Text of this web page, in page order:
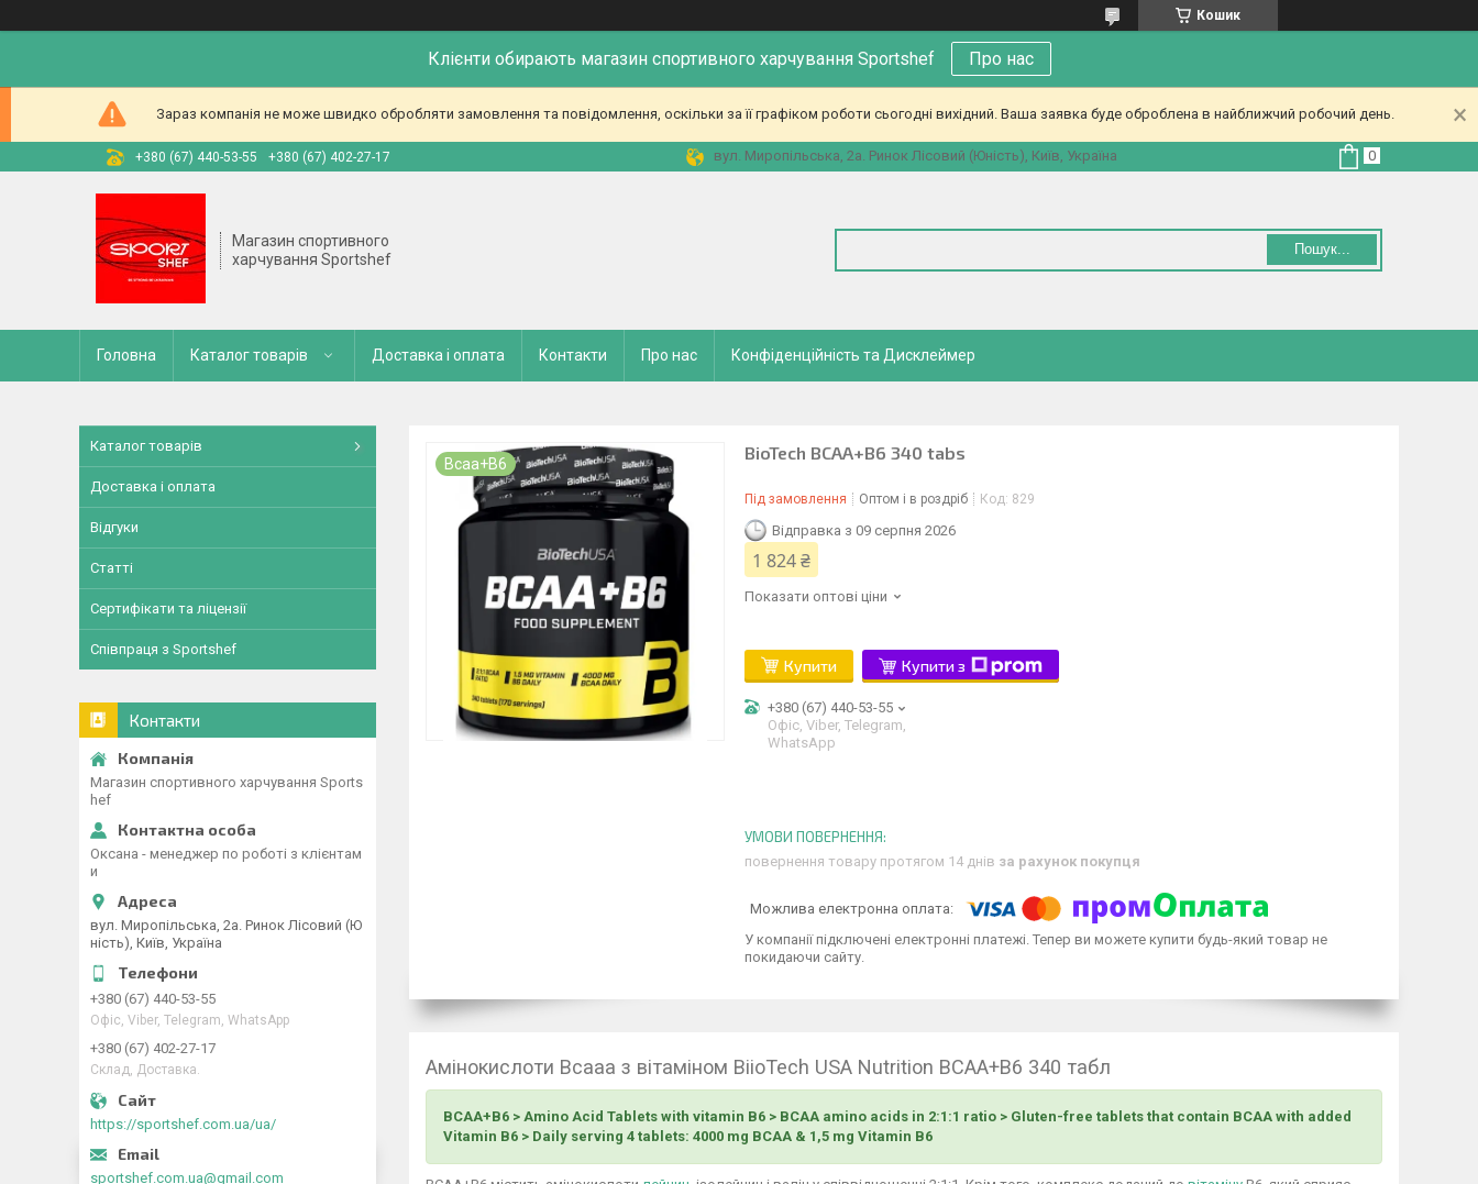
Кошик
Клієнти обирають магазин спортивного харчування Sportshef Про нас
Зараз компанія не може швидко обробляти замовлення та повідомлення, оскільки за її графіком роботи сьогодні вихідний. Ваша заявка буде оброблена в найближчий робочий день.
+380 (67) 440-53-55 +380 (67) 402-27-17 вул. Миропільська, 2а. Ринок Лісовий (Юність), Київ, Україна
Магазин спортивного
харчування Sportshef
Пошук...
Головна Каталог товарів Доставка і оплата Контакти Про нас Конфіденційність та Дисклеймер
Bcaa+B6
BioTech BCAA+B6 340 tabs
Під замовлення Оптом і в роздріб Код: 829
Відправка з 09 серпня 2026
1 824 ₴
Показати оптові ціни
Купити Купити з
+380 (67) 440-53-55
Офіс, Viber, Telegram,
WhatsApp
повернення товару протягом 14 днів за рахунок покупця
У компанії підключені електронні платежі. Тепер ви можете купити будь-який товар не
покидаючи сайту.
Амінокислоти Bcaaa з вітаміном BiioTech USA Nutrition BCAA+B6 340 табл
BCAA+B6 > Amino Acid Tablets with vitamin B6 > BCAA amino acids in 2:1:1 ratio > Gluten-free tablets that contain BCAA with added
Vitamin B6 > Daily serving 4 tablets: 4000 mg BCAA & 1,5 mg Vitamin B6
Каталог товарів
Доставка і оплата
Відгуки
Статті
Сертифікати та ліцензії
Співпраця з Sportshef
Контакти
Магазин спортивного харчування Sports
hef
Оксана - менеджер по роботі з клієнтам
и
вул. Миропільська, 2а. Ринок Лісовий (Ю
ність), Київ, Україна
+380 (67) 440-53-55
Офіс, Viber, Telegram, WhatsApp
+380 (67) 402-27-17
Склад, Доставка.
https://sportshef.com.ua/ua/
sportshef.com.ua@gmail.com